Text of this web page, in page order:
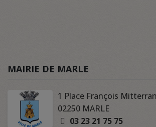
MAIRIE DE MARLE
1 Place François
02250 MARLE
03 23 21 75 75